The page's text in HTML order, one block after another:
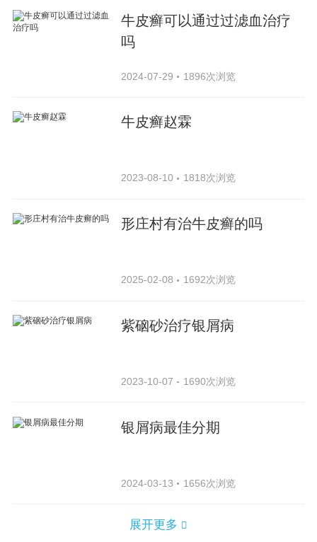
牛皮癣可以通过过滤血治疗
吗
2024-07-29 1896次浏览
牛皮癣赵霖
2023-08-10 1818次浏览
形庄村有治牛皮癣的吗
2025-02-08 1692次浏览
紫硇砂治疗银屑病
2023-10-07 1690次浏览
银屑病最佳分期
2024-03-13 1656次浏览
展开更多